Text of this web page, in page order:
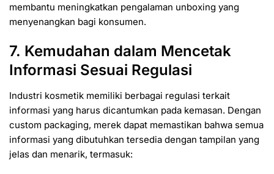
membantu meningkatkan pengalaman unboxing yang
menyenangkan bagi konsumen.
7. Kemudahan dalam Mencetak
Informasi Sesuai Regulasi
Industri kosmetik memiliki berbagai regulasi terkait
informasi yang harus dicantumkan pada kemasan. Dengan
custom packaging, merek dapat memastikan bahwa semua
informasi yang dibutuhkan tersedia dengan tampilan yang
jelas dan menarik, termasuk: